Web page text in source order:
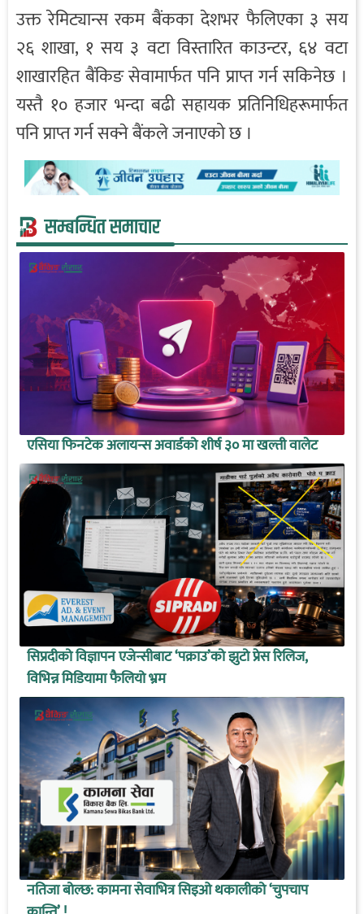
उक्त रेमिट्यान्स रकम बैंकका देशभर फैलिएका ३ सय
२६ शाखा, १ सय ३ वटा विस्तारित काउन्टर, ६४ वटा
शाखारहित बैंकिङ सेवामार्फत पनि प्राप्त गर्न सकिनेछ ।
यस्तै १० हजार भन्दा बढी सहायक प्रतिनिधिहरूमार्फत
पनि प्राप्त गर्न सक्ने बैंकले जनाएको छ ।
सम्बन्धित समाचार
एसिया फिनटेक अलायन्स अवार्डको शीर्ष ३० मा खल्ती वालेट
सिप्रदीको विज्ञापन एजेन्सीबाट ‘पक्राउ’को झुटो प्रेस रिलिज,
विभिन्न मिडियामा फैलियो भ्रम
नतिजा बोल्छ: कामना सेवाभित्र सिइओ थकालीको ‘चुपचाप